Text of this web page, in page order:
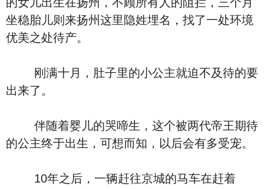
坐稳胎儿则来扬州这里隐姓埋名，找了一处环境
优美之处待产。
刚满十月，肚子里的小公主就迫不及待的要
出来了。
伴随着婴儿的哭啼生，这个被两代帝王期待
的公主终于出生，可想而知，以后会有多受宠。
10年之后，一辆赶往京城的马车在赶着